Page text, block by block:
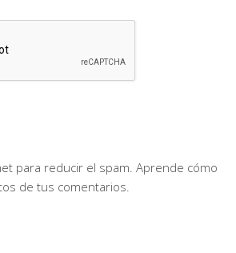
para reducir el spam. Aprende cómo
de tus comentarios.